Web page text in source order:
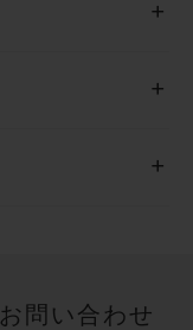
+
+
個人情報は確実に
+
問い合わせ